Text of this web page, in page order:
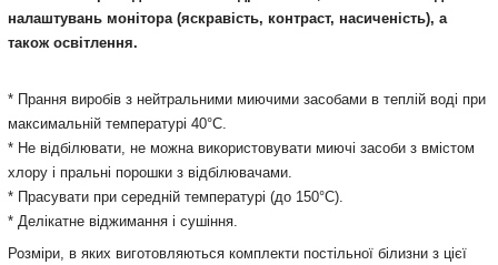
налаштувань монітора (яскравість, контраст, насиченість), а
також освітлення.
* Прання виробів з нейтральними миючими засобами в теплій воді при
максимальній температурі 40°С.
* Не відбілювати, не можна використовувати миючі засоби з вмістом
хлору і пральні порошки з відбілювачами.
* Прасувати при середній температурі (до 150°С).
* Делікатне віджимання і сушіння.
Розміри, в яких виготовляються комплекти постільної білизни з цієї